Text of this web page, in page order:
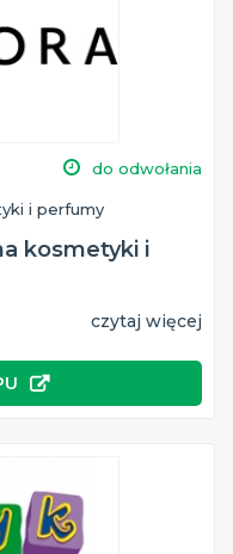
do odwołania
i perfumy
kosmetyki i
czytaj więcej